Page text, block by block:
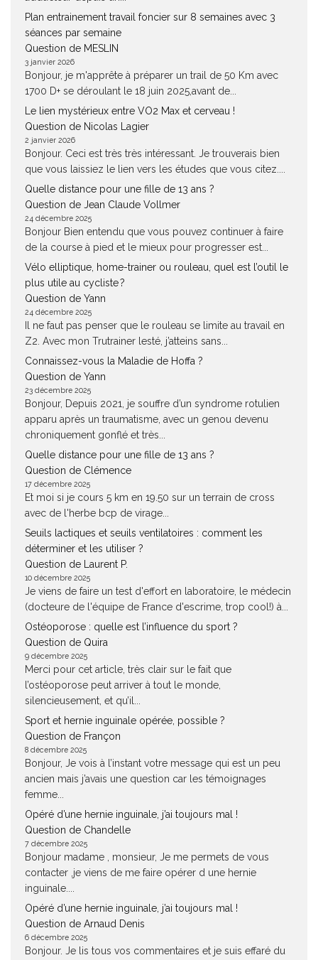
Plan entrainement travail foncier sur 8 semaines avec 3
séances par semaine
Question de MESLIN
3 janvier 2026
Bonjour, je m'apprête à préparer un trail de 50 Km avec
1700 D+ se déroulant le 18 juin 2025,avant de...
Le lien mystérieux entre VO2 Max et cerveau !
Question de Nicolas Lagier
2 janvier 2026
Bonjour. Ceci est très très intéressant. Je trouverais bien
que vous laissiez le lien vers les études que vous citez....
Quelle distance pour une fille de 13 ans ?
Question de Jean Claude Vollmer
24 décembre 2025
Bonjour Bien entendu que vous pouvez continuer à faire
de la course à pied et le mieux pour progresser est...
Vélo elliptique, home-trainer ou rouleau, quel est l’outil le
plus utile au cycliste ?
Question de Yann
24 décembre 2025
Il ne faut pas penser que le rouleau se limite au travail en
Z2. Avec mon Trutrainer lesté, j’atteins sans...
Connaissez-vous la Maladie de Hoffa ?
Question de Yann
23 décembre 2025
Bonjour, Depuis 2021, je souffre d’un syndrome rotulien
apparu après un traumatisme, avec un genou devenu
chroniquement gonflé et très...
Quelle distance pour une fille de 13 ans ?
Question de Clémence
17 décembre 2025
Et moi si je cours 5 km en 19.50 sur un terrain de cross
avec de l'herbe bcp de virage...
Seuils lactiques et seuils ventilatoires : comment les
déterminer et les utiliser ?
Question de Laurent P.
10 décembre 2025
Je viens de faire un test d'effort en laboratoire, le médecin
(docteure de l'équipe de France d'escrime, trop cool!) à...
Ostéoporose : quelle est l’influence du sport ?
Question de Quira
9 décembre 2025
Merci pour cet article, très clair sur le fait que
l’ostéoporose peut arriver à tout le monde,
silencieusement, et qu’il...
Sport et hernie inguinale opérée, possible ?
Question de Françon
8 décembre 2025
Bonjour, Je vois à l’instant votre message qui est un peu
ancien mais j’avais une question car les témoignages
femme...
Opéré d’une hernie inguinale, j’ai toujours mal !
Question de Chandelle
7 décembre 2025
Bonjour madame , monsieur, Je me permets de vous
contacter ,je viens de me faire opérer d une hernie
inguinale....
Opéré d’une hernie inguinale, j’ai toujours mal !
Question de Arnaud Denis
6 décembre 2025
Bonjour. Je lis tous vos commentaires et je suis effaré du